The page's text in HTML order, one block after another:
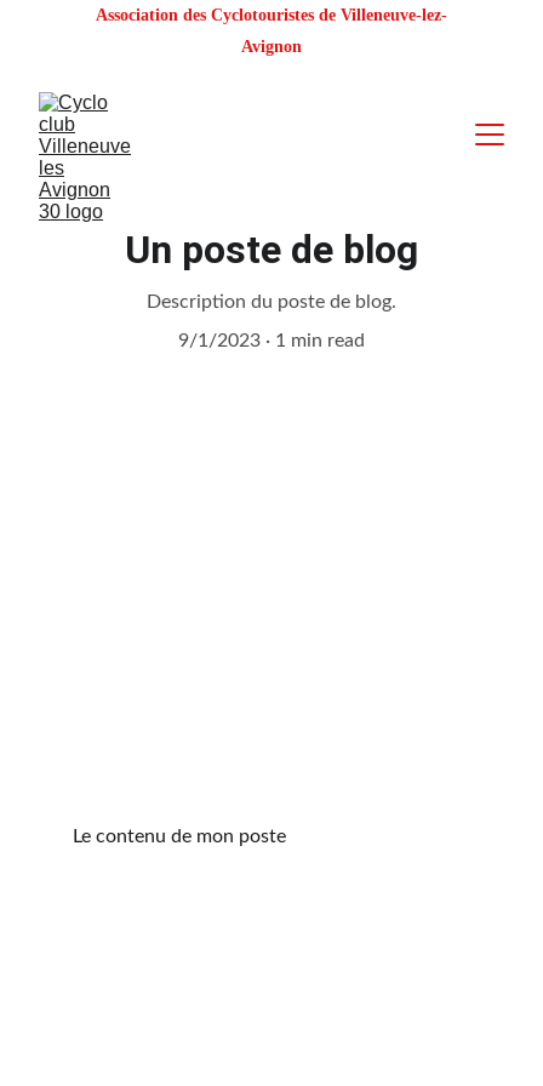
Association des Cyclotouristes de Villeneuve-lez-
Avignon
Un poste de blog
Description du poste de blog.
9/1/2023
1 min read
Le contenu de mon poste